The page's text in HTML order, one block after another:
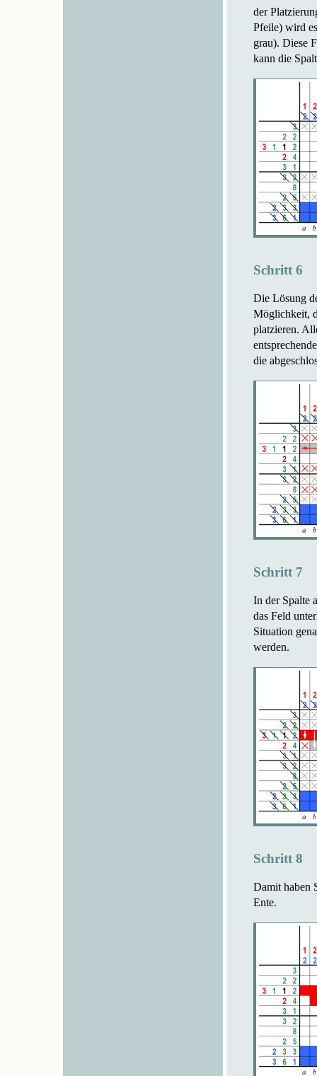
der
Pfeile) wird
grau). Diese
kann die
Schritt 6
Die Lösung
Möglichkeit,
platzieren.
die
Schritt 7
In der Spalte
das Feld
Situation
werden.
Schritt 8
Damit haben
Ente.